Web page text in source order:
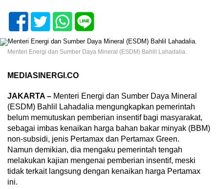
Menteri Energi dan Sumber Daya Mineral (ESDM) Bahlil Lahadalia.
MEDIASINERGI.CO
JAKARTA – Menteri Energi dan Sumber Daya Mineral
(ESDM) Bahlil Lahadalia mengungkapkan pemerintah
belum memutuskan pemberian insentif bagi masyarakat,
sebagai imbas kenaikan harga bahan bakar minyak (BBM)
non-subsidi, jenis Pertamax dan Pertamax Green.
Namun demikian, dia mengaku pemerintah tengah
melakukan kajian mengenai pemberian insentif, meski
tidak terkait langsung dengan kenaikan harga Pertamax
ini.